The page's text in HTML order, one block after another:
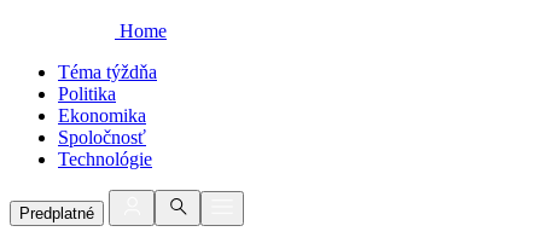
Home
Téma týždňa
Politika
Ekonomika
Spoločnosť
Technológie
Predplatné